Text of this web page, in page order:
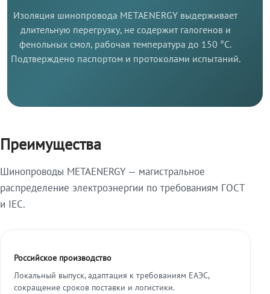
Изоляция шинопровода METAENERGY выдерживает
длительную перегрузку, не содержит галогенов и
фенольных смол, рабочая температура до 150 °C.
Подтверждено паспортом и протоколами испытаний.
Преимущества
Шинопроводы METAENERGY — магистральное
распределение электроэнергии по требованиям ГОСТ
и IEC.
Российское производство
Локальный выпуск, адаптация к требованиям ЕАЭС,
сокращение сроков поставки и логистики.